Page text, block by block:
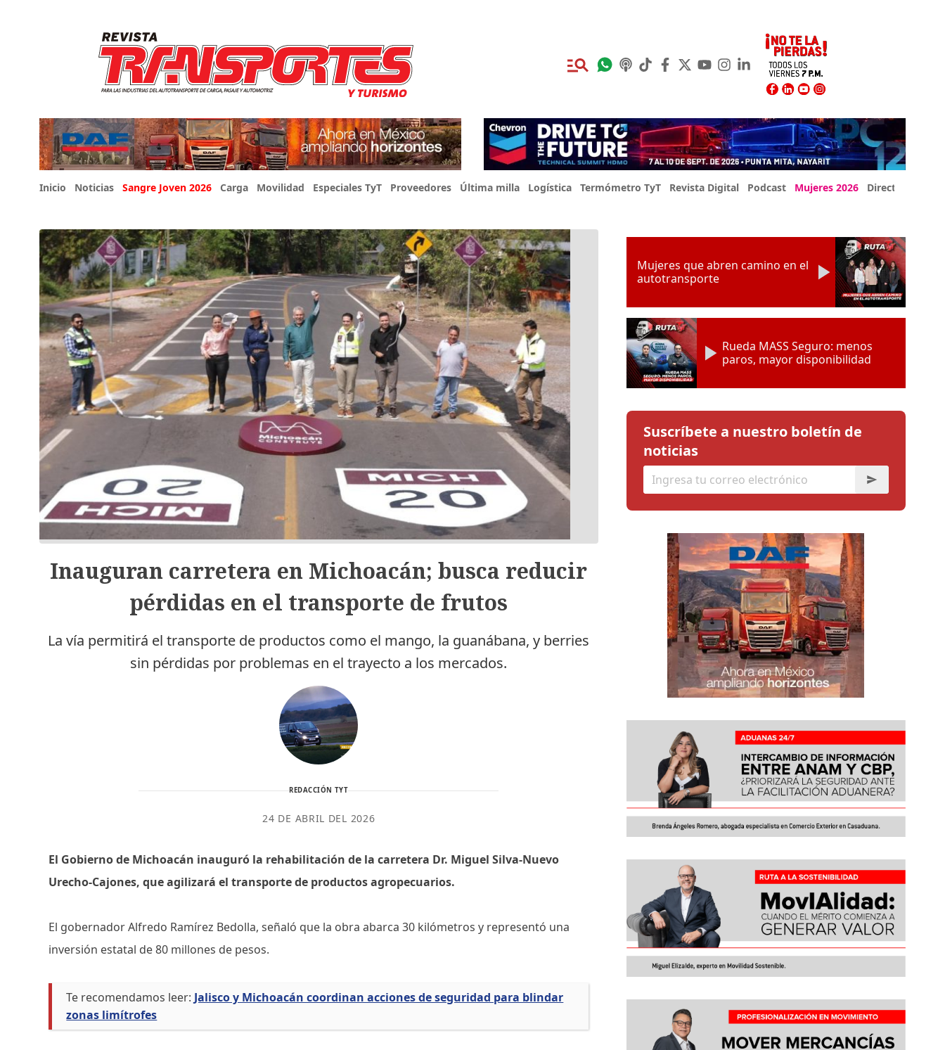
Inicio Noticias Sangre Joven 2026 Carga Movilidad Especiales TyT Proveedores Última milla Logística Termómetro TyT Revista Digital Podcast Mujeres 2026 Directorio Expo
Inauguran carretera en Michoacán; busca reducir
pérdidas en el transporte de frutos
La vía permitirá el transporte de productos como el mango, la guanábana, y berries
sin pérdidas por problemas en el trayecto a los mercados.
REDACCIÓN TYT
24 DE ABRIL DEL 2026
El Gobierno de Michoacán inauguró la rehabilitación de la carretera Dr. Miguel Silva-Nuevo
Urecho-Cajones, que agilizará el transporte de productos agropecuarios.
El gobernador Alfredo Ramírez Bedolla, señaló que la obra abarca 30 kilómetros y representó una
inversión estatal de 80 millones de pesos.
Te recomendamos leer: Jalisco y Michoacán coordinan acciones de seguridad para blindar
zonas limítrofes
Mujeres que abren camino en el
autotransporte
Rueda MASS Seguro: menos
paros, mayor disponibilidad
Suscríbete a nuestro boletín de
noticias